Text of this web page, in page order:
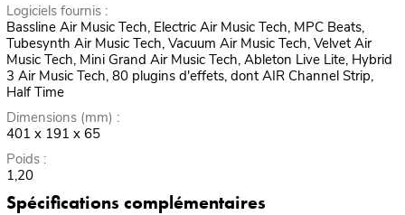
Logiciels fournis :
Bassline Air Music Tech, Electric Air Music Tech, MPC Beats,
Tubesynth Air Music Tech, Vacuum Air Music Tech, Velvet Air
Music Tech, Mini Grand Air Music Tech, Ableton Live Lite, Hybrid
3 Air Music Tech, 80 plugins d'effets, dont AIR Channel Strip,
Half Time
Dimensions (mm) :
401 x 191 x 65
Poids :
1,20
Spécifications complémentaires